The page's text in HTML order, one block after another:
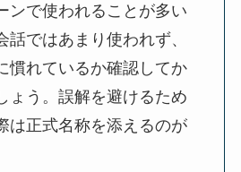
ンで使われることが多い
話ではあまり使われず、
慣れているか確認してか
ょう。誤解を避けるため
は正式名称を添えるのが